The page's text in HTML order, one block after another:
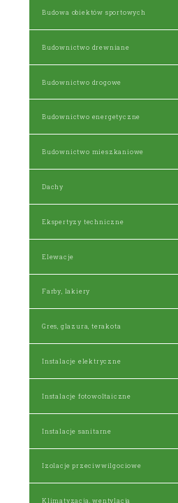
Budowa obiektów sportowych
Budownictwo drewniane
Budownictwo drogowe
Budownictwo energetyczne
Budownictwo mieszkaniowe
Dachy
Ekspertyzy techniczne
Elewacje
Farby, lakiery
Gres, glazura, terakota
Instalacje elektryczne
Instalacje fotowoltaiczne
Instalacje sanitarne
Izolacje przeciwwilgociowe
Klimatyzacja, wentylacja